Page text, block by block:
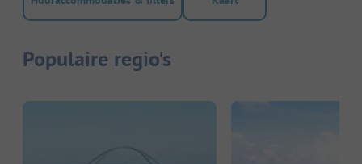
Populaire regio's